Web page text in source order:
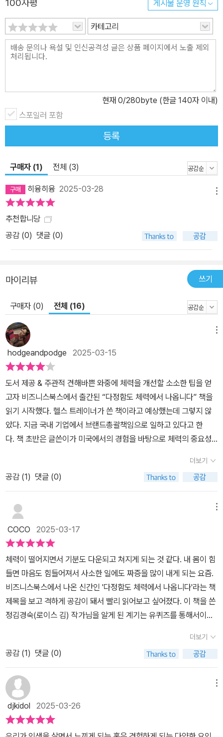
영받는 것은 물론, 30년 이상 하이퍼포머로 커리어를 쌓아간 그녀는
말한다. 지금 연금저축 납입하듯 체력을 쌓는다면 무엇이든 잘해낼
수 있는 원동력이 생긴다고. 달리기, 등산, 수영, 검도, 에어로빅, K-팝
댄스까지?! 잘하지 않아도 괜찮다! 서두르지 않고 내 페이스대로 천
천히! 로이스 김 역시 젊은 시절 운동을 포기했다. 자칭 운동꽝인 그녀
리기를 시작했고, 이후 그녀의 표현대로라면 인생이 180도 변화하게
됐다. 그렇게 차츰 시작한 운동은 그녀의 삶에서 밥 먹는 것처럼 빼놓
을 수 없는 루틴이 되었다. 직장인이자 워킹맘으로서 누구보다 고군
분투했던 그녀였기에 직장인들의 운동이 결코 쉽지 않다는 것을 안
그야말로 ‘포기된 체력’이다. 하지만 ‘집-회사’를 반복하며 운동을 멈
추다 보면 체력은 점점 떨어지게 된다. 특히 로이스 김은 여성으로서
아이를 돌보며 회사 일을 하느라 힘든 짠한 워킹맘들의 현실에 누구
보다 공감한다. 그렇기에 누구보다 지치지 않고 오래 일하기 위해선
력을 기르기 위해서 꼭 운동을 ‘잘해야 한다’라는 마음으로 할 필요가
로 노는 에어로빅, 4시간 이내 완주는 아예 생각도 하지 않는 설렁설
렁 마라톤, 전광석화처럼 3초 만에 머리를 맞고 돌아오는 검도, 남들
의 속도에 맞춰 포기하지 않고 꾸준히 하는 것이다. 이 책에서 로이스
김은 ‘어떤 운동도 늦지 않았다’고 이야기하며 자신이 좋아할 수 있는
운동을 찾아 꾸준히 할 수 있는 비법을 알려준다. 그리고 체력을 기르
면 인생이 어떻게 달라질지 자신의 삶으로 보여준다. “운동, 너무 거
창하게 생각하지 마세요!” 너무 바빠서 운동할 시간이 없는 직장인들
을 위한 현실 운동 조언! 다음은 로이스 김이 30년 동안 직장 생활을
이어가면서 운동하며 체력을 기를 수 있었던 꿀팁이다. 누구보다 저
질 체력에 운동신경 꽝이었던 그녀가 인생을 변화시킬 수 있었던 실
전 운동 팁을 살펴보자. 1. 운동 수행력을 높이기 위해선 ‘이불킥’하세
요! 잠에서 깨면 나도 모르게 스마트폰부터 확인한다면? SNS의 새
지지 않는다. 한 번 스마트폰을 보기 시작하면 어영부영 시간을 보내
게 되고 헤어 나오기 쉽지 않다. 스스로 약속한 일을 하기 위해선 마음
속에서 3초를 세고 ‘이불킥’을 해보자. 미적거리지 않고 당장 자리에
일어나면 운동 수행력도 자연스레 늘어난다. 2. 처음부터 어려운 운
동 대신 ‘운동 같지 않은 운동’부터! 운동을 해야 한다고 생각하면 운
동시설에 가서 새로운 운동을 등록하거나 장비 구입부터 고민하는 사
람이 많다. 하지만 거창한 운동 대신 ‘운동 같지 않은 운동’부터 차근
차근 시작해보자. 동네 10분 걷기, 계단 3층 올라가기, 자세를 바로
앉기 같은 간단한 운동이라도 효과는 탁월하다. 잠깐씩 하는 소소한
운동이 스트레스가 가득한 몸에 자극을 주어 긴장을 풀어주고 머리도
맑게 도와줄 것이다. 3. 틈틈이, 조금씩, 자주 운동하자! 무엇이든지
‘몰아서’ 한 번에 하는 것이 좋지 않기는 운동도 마찬가지다. 바쁜 현
용하여 운동을 시도해보자. 화장실에 가기 전에 스ㅤㅋㅘㅅ 한 세트,
소한 운동이어도 괜찮다. 바쁜 생활 속에 자신의 스케줄에 맞춰 유연
하게 효과적으로 운동할 수 있다. 4. 어떤 동기 부여도 괜찮다, 나만의
운동을 찾아보자! 대부분 운동을 결심하면 남들이 하는 식으로 무작
100자평 게시물 운영 원칙
카테고리
현재 0/280byte (한글 140자 이내)
스포일러 포함
등록
구매자 (1) 전체 (3)
히융히융 2025-03-28
추천합니당
공감 (0) 댓글 (0)
마이리뷰 쓰기
구매자 (0) 전체 (16)
hodgeandpodge 2025-03-15
도서 제공 & 주관적 견해바쁜 와중에 체력을 개선할 소소한 팁을 얻
고자 비즈니스북스에서 출간된 “다정함도 체력에서 나옵니다” 책을
읽기 시작했다. 헬스 트레이너가 쓴 책이라고 예상했는데 그렇지 않
았다. 지금 국내 기업에서 브랜드총괄책임으로 일하고 있다고 한
다. 책 초반은 글쓴이가 미국에서의 경험을 바탕으로 체력의 중요성
는 바는 단 하나다. 바로 체력의 중요성이다. 몸뚱이가 건강해야 일도
제대로 하고 행복할 수 있다는 것이다. 체력의 중요성, 모르는 사람은
없을 것이다. 더욱이 이 책을 집어든 독자라면.마흔 살이 되어 검도를
배우거나 쉰 살이 되어 수영을 배우는 등 글쓴이의 종횡무진 운동기
가 펼쳐진다. 기대했던 정보성 글이 아닌 에세이여서 책장을 빠르게
넘길 수밖에 없었다. 에세이 사이 섞여 있는 팁이 보이면 넘기기를 잠
시 멈추고 읽는 식으로 했다. 글쓴이 경험담 비중이 훨씬 많기에 단순
히 팁만 얻고자 책을 고르고자 하는 독자에게 주의가 요구된다. 단적
으로 대명사 ‘나’가 본문에 자주 등장하는데, ‘체력’보다 글쓴이의 체
력적 우수함에 더욱 초점이 맞추어진 듯하다. 일로 바쁜 와중에 그럼
에도 운동에 시간을 써야한다는 것을 전제로 어떤 마음을 가져야 하
는지, 짧은 시간이나마 어떤 운동을 하는 것이 좋을지, 그리고 운동뿐
만 아니라 디지털 디톡스 등 건강한 라이프 스타일을 위해 무얼 하면
좋은지 짧게 제시한다. 역시나 에세이에 녹아 있어 분량이나 심도가
더보기
공감 (1) 댓글 (0)
COCO 2025-03-17
체력이 떨어지면서 기분도 다운되고 쳐지게 되는 것 같다. 내 몸이 힘
들면 마음도 힘들어져서 사소한 일에도 짜증을 많이 내게 되는 요즘.
비즈니스북스에서 나온 신간인 '다정함도 체력에서 나옵니다'라는 책
제목을 보고 격하게 공감이 돼서 빨리 읽어보고 싶어졌다. 이 책을 쓴
정김경숙(로이스 김) 작가님을 알게 된 계기는 유퀴즈를 통해서이다.
너지가 어디에서 나오나 했더니 '체력'에서 나오는 것이었다. 책을 읽
으면서 나는 생각만 해왔던 것을 이분은 꾸준하게 실천하시고 유지하
고 계시는구나 생각이 들면서 사소한 것이라도 운동을 시작해야겠다
는 생각이 들었다. p.35 일도, 육아도, 집안일도 제대로 수행하려면
그에 맞는 체력이 뒷받침되어야 한다. '적당히' 수행하는 게 아니라
'잘' 수행하려면 특히 체력은 더욱 중요하다. 꼭 거창한 목표를 세우지
않아도 괜찮다. 짧은 명상을 해보거나 가벼운 맨손 체조를 하는 것도
더보기
공감 (1) 댓글 (0)
djkidol 2025-03-26